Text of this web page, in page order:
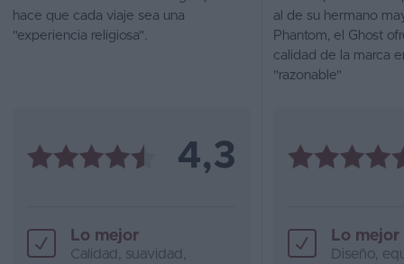
coches
2026
hace que cada viaje sea una
"experiencia religiosa".
al de su hermano
Phantom, el Ghost
calidad de la marca
"razonable"
4,3
Lo mejor
Calidad, suavidad,
Lo mejor
Diseño,